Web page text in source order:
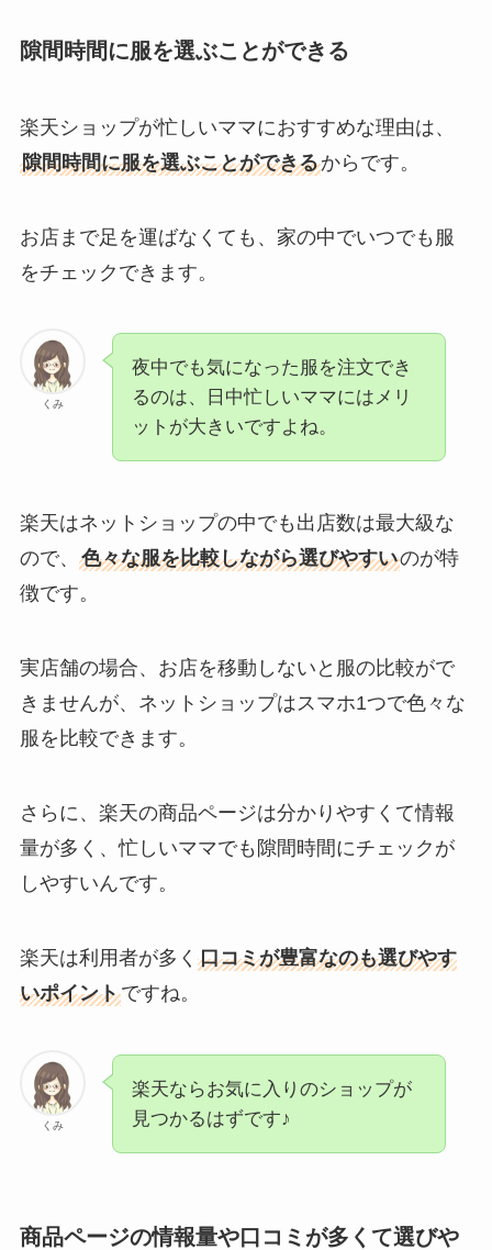
隙間時間に服を選ぶことができる
楽天ショップが忙しいママにおすすめな理由は、
隙間時間に服を選ぶことができるからです。
お店まで足を運ばなくても、家の中でいつでも服
をチェックできます。
くみ
夜中でも気になった服を注文でき
るのは、日中忙しいママにはメリ
ットが大きいですよね。
楽天はネットショップの中でも出店数は最大級な
ので、 色々な服を比較しながら選びやすいのが特
徴です。
実店舗の場合、お店を移動しないと服の比較がで
きませんが、ネットショップはスマホ1つで色々な
服を比較できます。
さらに、楽天の商品ページは分かりやすくて情報
量が多く、忙しいママでも隙間時間にチェックが
しやすいんです。
楽天は利用者が多く 口コミが豊富なのも選びやす
いポイントですね。
くみ
楽天ならお気に入りのショップが
見つかるはずです♪
商品ページの情報量や口コミが多くて選びや